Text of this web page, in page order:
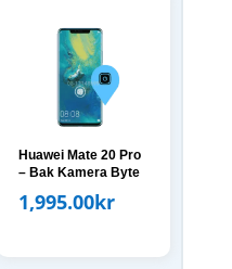
Huawei Mate 20 Pro
– Bak Kamera Byte
1,995.00kr